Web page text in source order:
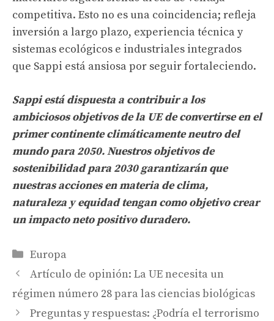
competitiva. Esto no es una coincidencia; refleja
inversión a largo plazo, experiencia técnica y
sistemas ecológicos e industriales integrados
que Sappi está ansiosa por seguir fortaleciendo.
Sappi está dispuesta a contribuir a los
ambiciosos objetivos de la UE de convertirse en el
primer continente climáticamente neutro del
mundo para 2050. Nuestros objetivos de
sostenibilidad para 2030 garantizarán que
nuestras acciones en materia de clima,
naturaleza y equidad tengan como objetivo crear
un impacto neto positivo duradero.
Categories
Europa
Artículo de opinión: La UE necesita un
régimen número 28 para las ciencias biológicas
Preguntas y respuestas: ¿Podría el terrorismo